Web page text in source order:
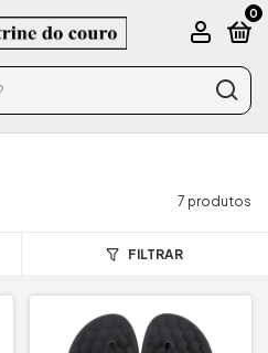
0
7 produtos
FILTRAR